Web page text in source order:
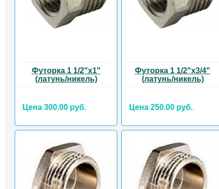
Футорка 1 1/2"х1"
(латунь/никель)
Цена 300.00 руб.
Футорка 1 1/2"х3/4"
(латунь/никель)
Цена 250.00 руб.